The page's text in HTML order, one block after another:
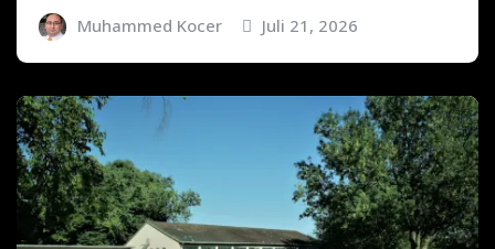
Muhammed Kocer Juli 21, 2026